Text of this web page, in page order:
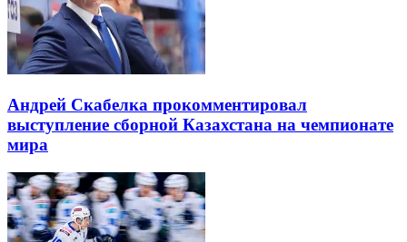
Андрей Скабелка прокомментировал
выступление сборной Казахстана на чемпионате
мира